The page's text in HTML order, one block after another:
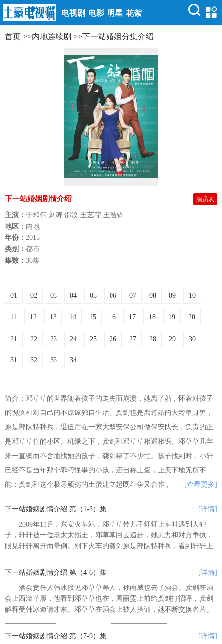
电视剧 电影 明星 花絮
首页 >>内地连续剧 >>下一站婚姻分集介绍
下一站婚姻剧情介绍 演员表
主演： 于和伟 刘涛 邵汶 王艺霏 王浩钧
地区： 内地
年份： 2015
类别： 都市
集数： 36集
01 02 03 04 05 06 07 08 09 10
11 12 13 14 15 16 17 18 19 20
21 22 23 24 25 26 27 28 29 30
31 32 33 34
简介：邓草草的世界随着孩子的走失而崩溃，她离了婚，怀着对孩子
的愧疚和对自己的不原谅独自生活。龚剑也是离过婚的大龄单身男，
原是部队特种兵，退伍后在一家大型安保公司做保安队长，负责的正
是邓草草住的小区。机缘之下，龚剑和邓草草相遇相识。邓草草几年
来一直锲而不舍地找她的孩子，龚剑帮了不少忙。孩子找到时，小轩
已经不是当年那个乖巧懂事的小孩，还自称土蛋，上天下地无所不
能；龚剑和这个极尽顽劣的土蛋建立起既斗争又合作，
[查看更多]
下一站婚姻剧情介绍 第（1-3）集 [详情]
2009年11月，东安火车站，邓草草带儿子轩轩上车时遇到人犯
子，轩轩被一位老太太拐走，邓草草回去追赶，她无力和对方争执，
眼见轩轩离开而晕倒。刚下火车的龚剑原是部队特种兵，看到轩轩上
让他在离婚协议书上签字，龚...
下一站婚姻剧情介绍 第（4-6）集 [详情]
酒会责任人韩冰接见邓草草等人，孙南威也去了酒会。龚剑在酒
会上西装革履，他看到邓草草也在，周丽雯上前给龚剑打招呼，龚剑
解释受韩冰邀请才来。邓草草在酒会上被人搭讪，她不断交换名片。
的人正是邓草草。 田总邀请邓...
下一站婚姻剧情介绍 第（7-9）集 [详情]